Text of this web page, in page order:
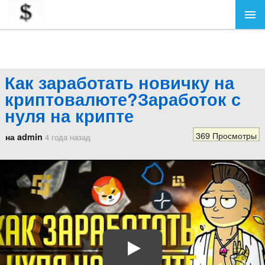
Как заработать новичку на
криптовалюте?Заработок с
нуля на крипте
на admin 4 года назад 369 Просмотры